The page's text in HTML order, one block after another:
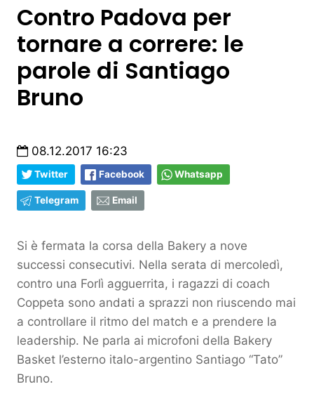
Contro Padova per
tornare a correre: le
parole di Santiago
Bruno
08.12.2017 16:23
Twitter Facebook Whatsapp
Telegram Email
Si è fermata la corsa della Bakery a nove
successi consecutivi. Nella serata di mercoledì,
contro una Forlì agguerrita, i ragazzi di coach
Coppeta sono andati a sprazzi non riuscendo mai
a controllare il ritmo del match e a prendere la
leadership. Ne parla ai microfoni della Bakery
Basket l’esterno italo-argentino Santiago “Tato”
Bruno.